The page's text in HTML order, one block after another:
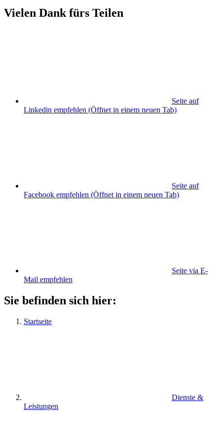
Vielen Dank fürs Teilen
Seite auf
Linkedin empfehlen (Öffnet in einem neuen Tab)
Seite auf
Facebook empfehlen (Öffnet in einem neuen Tab)
Seite via E-
Mail empfehlen
Sie befinden sich hier:
Startseite
Dienste &
Leistungen